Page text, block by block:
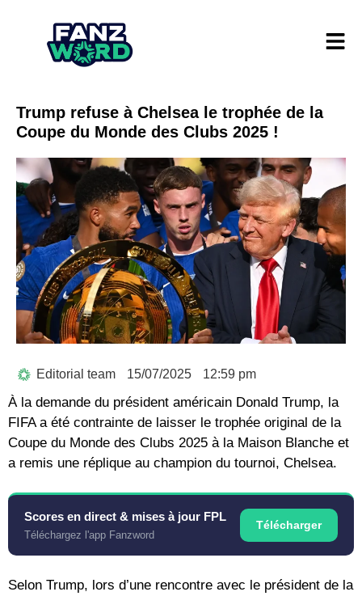
Trump refuse à Chelsea le trophée de la
Coupe du Monde des Clubs 2025 !
Editorial team 15/07/2025 12:59 pm
À la demande du président américain Donald Trump, la
FIFA a été contrainte de laisser le trophée original de la
Coupe du Monde des Clubs 2025 à la Maison Blanche et
a remis une réplique au champion du tournoi, Chelsea.
Scores en direct & mises à jour FPL
Téléchargez l'app Fanzword
Télécharger
Selon Trump, lors d’une rencontre avec le président de la